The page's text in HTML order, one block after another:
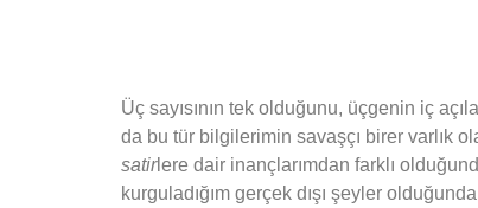
Üç sayısının tek olduğunu, üçgenin iç
da bu tür bilgilerimin savaşçı birer varlık
satirlere dair inançlarımdan farklı
kurguladığım gerçek dışı şeyler